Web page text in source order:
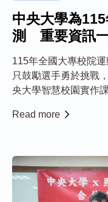
中央大學為
測 重要資訊
115年全國大專校院
只鼓勵選手勇於挑戰
央大學智慧校園實作
與工作人員能隨時掌
Read more